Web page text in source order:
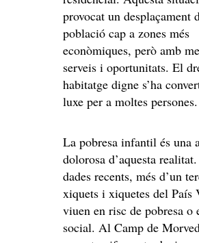
provocat un desplaçament
població cap a zones més
econòmiques, però amb
serveis i oportunitats. El
habitatge digne s’ha
luxe per a moltes persones.
La pobresa infantil és una
dolorosa d’aquesta
dades recents, més d’un
xiquets i xiquetes del País
viuen en risc de pobresa o
social. Al Camp de